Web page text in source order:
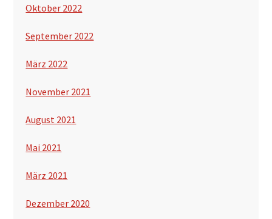
Oktober 2022
September 2022
März 2022
November 2021
August 2021
Mai 2021
März 2021
Dezember 2020